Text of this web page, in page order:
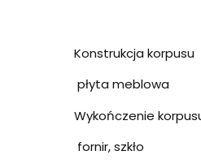
Konstrukcja korpusu
płyta meblowa
Wykończenie
fornir, szkło